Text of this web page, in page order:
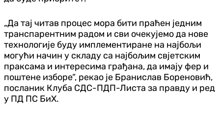
„Да тај читав процес мора бити праћен једним
транспарентним радом и сви очекујемо да нове
технологије буду имплементиране на најбољи
могући начин у складу са најбољим свјетским
праксама и интересима грађана, да имају фер и
поштене изборе“, рекао је Бранислав Бореновић,
посланик Клуба СДС-ПДП-Листа за правду и ред
у ПД ПС БиХ.